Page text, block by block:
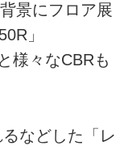
景にフロア展
」
様々なCBRも
などした「レ